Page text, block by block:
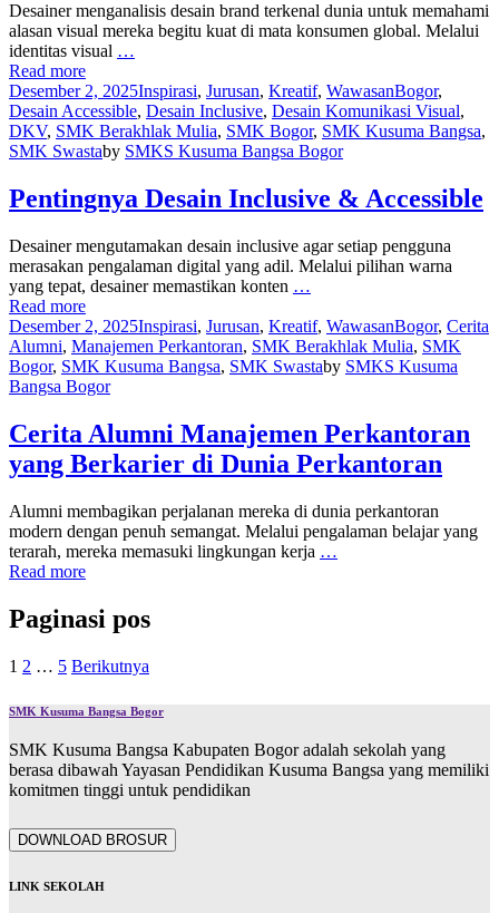
Desainer menganalisis desain brand terkenal dunia untuk memahami
alasan visual mereka begitu kuat di mata konsumen global. Melalui
identitas visual …
Read more
Desember 2, 2025Inspirasi, Jurusan, Kreatif, WawasanBogor,
Desain Accessible, Desain Inclusive, Desain Komunikasi Visual,
DKV, SMK Berakhlak Mulia, SMK Bogor, SMK Kusuma Bangsa,
SMK Swastaby SMKS Kusuma Bangsa Bogor
Pentingnya Desain Inclusive & Accessible
Desainer mengutamakan desain inclusive agar setiap pengguna
merasakan pengalaman digital yang adil. Melalui pilihan warna
yang tepat, desainer memastikan konten …
Read more
Desember 2, 2025Inspirasi, Jurusan, Kreatif, WawasanBogor, Cerita
Alumni, Manajemen Perkantoran, SMK Berakhlak Mulia, SMK
Bogor, SMK Kusuma Bangsa, SMK Swastaby SMKS Kusuma
Bangsa Bogor
Cerita Alumni Manajemen Perkantoran
yang Berkarier di Dunia Perkantoran
Alumni membagikan perjalanan mereka di dunia perkantoran
modern dengan penuh semangat. Melalui pengalaman belajar yang
terarah, mereka memasuki lingkungan kerja …
Read more
Paginasi pos
1 2 … 5 Berikutnya
SMK Kusuma Bangsa Bogor
SMK Kusuma Bangsa Kabupaten Bogor adalah sekolah yang
berasa dibawah Yayasan Pendidikan Kusuma Bangsa yang memiliki
komitmen tinggi untuk pendidikan
DOWNLOAD BROSUR
LINK SEKOLAH